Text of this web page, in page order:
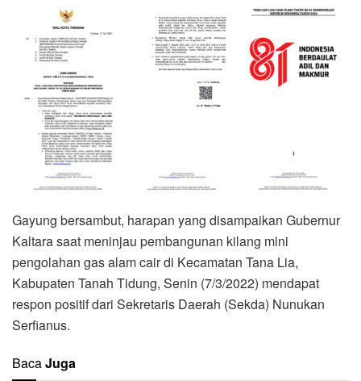
Gayung bersambut, harapan yang disampaikan Gubernur
Kaltara saat meninjau pembangunan kilang mini
pengolahan gas alam cair di Kecamatan Tana Lia,
Kabupaten Tanah Tidung, Senin (7/3/2022) mendapat
respon positif dari Sekretaris Daerah (Sekda) Nunukan
Serfianus.
BacaJuga